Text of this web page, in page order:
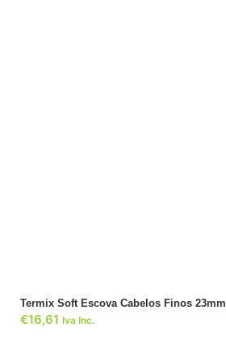
Termix Soft Escova Cabelos Finos 23mm
€16,61 Iva Inc.